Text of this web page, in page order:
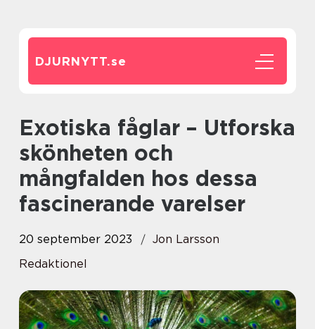
DJURNYTT.se
Exotiska fåglar – Utforska
skönheten och
mångfalden hos dessa
fascinerande varelser
20 september 2023
Jon Larsson
Redaktionel